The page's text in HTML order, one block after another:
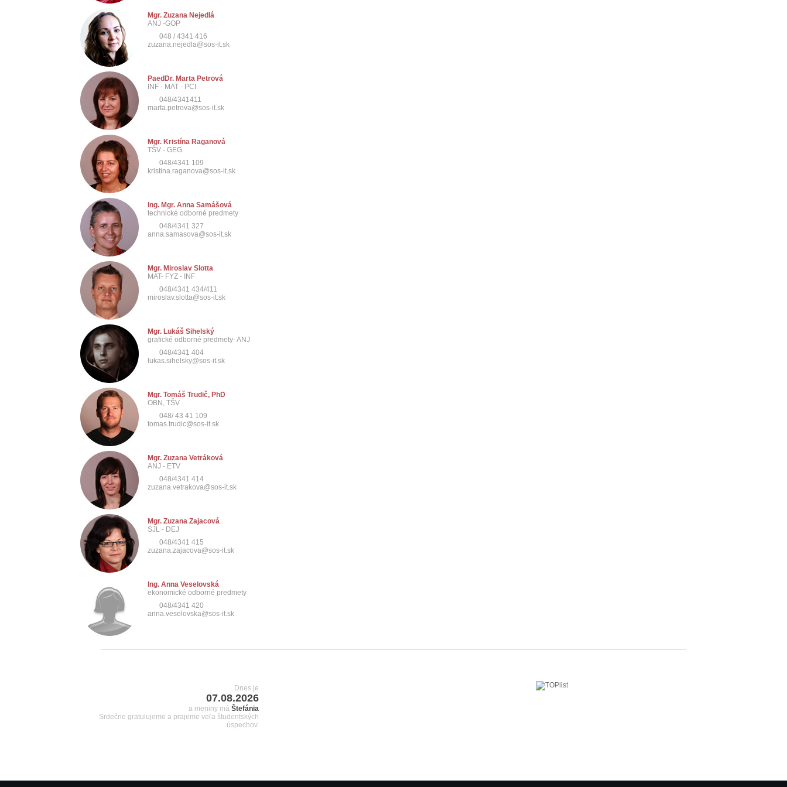
Mgr. Zuzana Nejedlá
ANJ -GOP
048 / 4341 416
zuzana.nejedla@sos-it.sk
PaedDr. Marta Petrová
INF - MAT - PCI
048/4341411
marta.petrova@sos-it.sk
Mgr. Kristína Raganová
TŠV - GEG
048/4341 109
kristina.raganova@sos-it.sk
Ing. Mgr. Anna Samášová
technické odborné predmety
048/4341 327
anna.samasova@sos-it.sk
Mgr. Miroslav Slotta
MAT- FYZ - INF
048/4341 434/411
miroslav.slotta@sos-it.sk
Mgr. Lukáš Sihelský
grafické odborné predmety- ANJ
048/4341 404
lukas.sihelsky@sos-it.sk
Mgr. Tomáš Trudič, PhD
OBN, TŠV
048/ 43 41 109
tomas.trudic@sos-it.sk
Mgr. Zuzana Vetráková
ANJ - ETV
048/4341 414
zuzana.vetrakova@sos-it.sk
Mgr. Zuzana Zajacová
SJL - DEJ
048/4341 415
zuzana.zajacova@sos-it.sk
Ing. Anna Veselovská
ekonomické odborné predmety
048/4341 420
anna.veselovska@sos-it.sk
Dnes je
07.08.2026
a meniny má Štefánia
Srdečne gratulujeme a prajeme veľa študentských
úspechov.